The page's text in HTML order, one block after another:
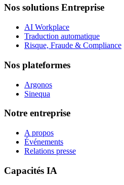
Nos solutions Entreprise
AI Workplace
Traduction automatique
Risque, Fraude & Compliance
Nos plateformes
Argonos
Sinequa
Notre entreprise
A propos
Événements
Relations presse
Capacités IA